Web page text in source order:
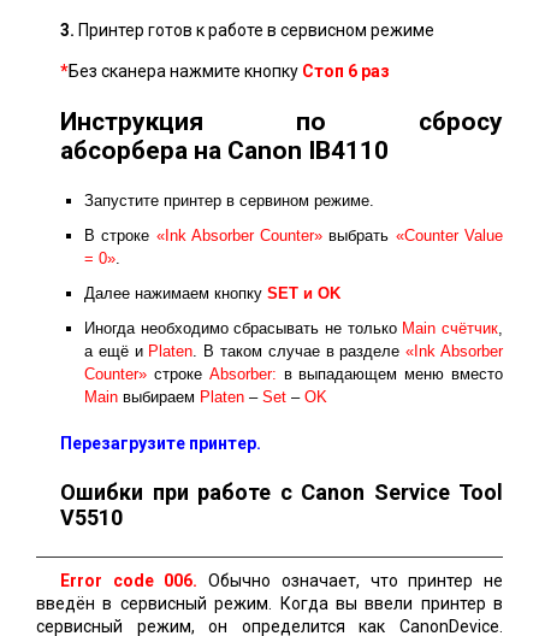
3. Принтер готов к работе в сервисном режиме
*Без сканера нажмите кнопку Стоп 6 раз
Инструкция по сбросу
абсорбера на Canon IB4110
Запустите принтер в сервином режиме.
В строке «Ink Absorber Counter» выбрать «Counter Value
= 0».
Далее нажимаем кнопку SET и ОK
Иногда необходимо сбрасывать не только Main счётчик,
а ещё и Platen. В таком случае в разделе«Ink Absorber
Counter» строке Absorber: в выпадающем меню вместо
Main выбираем Platen – Set – OK
Перезагрузите принтер.
Ошибки при работе с Canon Service Tool
V5510
Error code 006. Обычно означает, что принтер не
введён в сервисный режим. Когда вы ввели принтер в
сервисный режим, он определится как CanonDevice.